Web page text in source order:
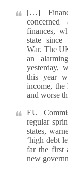
[…]
finances,
state
War. The
an
yesterday,
this year
income, the
and worse
EU
regular
states,
‘high debt
far the first
new